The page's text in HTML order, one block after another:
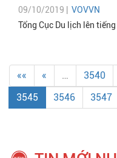
09/10/2019 | VOVVN
Tổng Cục Du lịch lên
«« « … 3540
3545
3546 3547